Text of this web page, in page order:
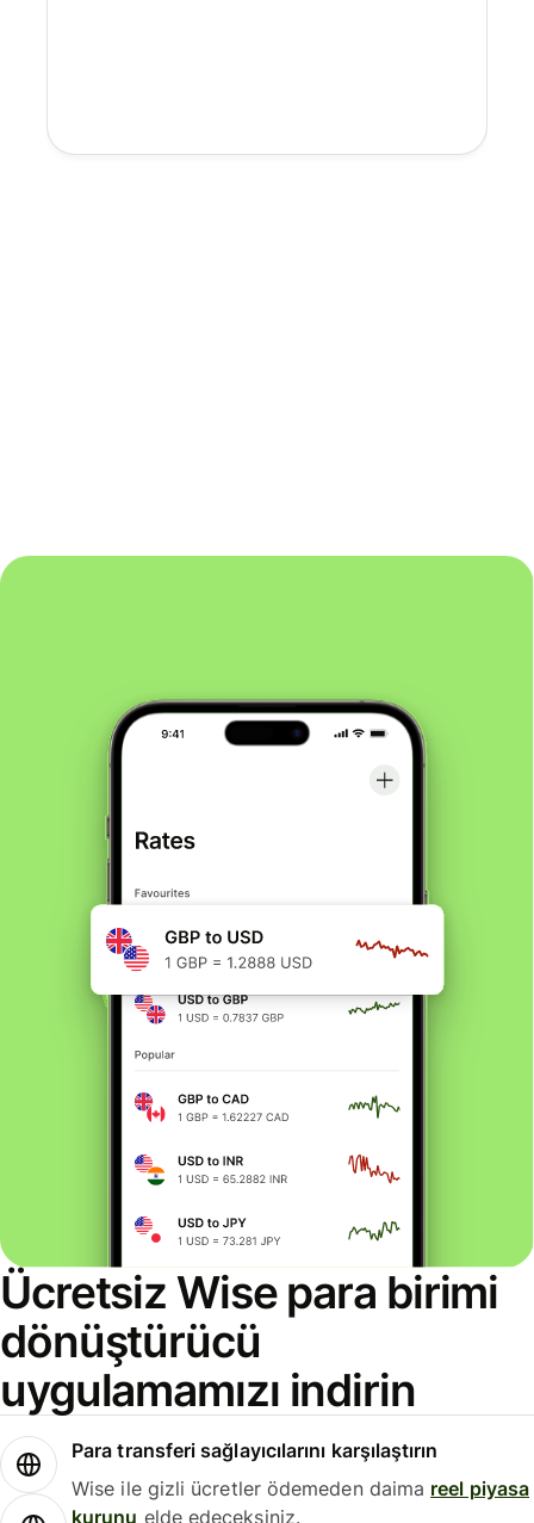
Ücretsiz Wise para birimi
dönüştürücü
uygulamamızı indirin
Para transferi sağlayıcılarını karşılaştırın
Wise ile gizli ücretler ödemeden daima reel piyasa
kurunu elde edeceksiniz.